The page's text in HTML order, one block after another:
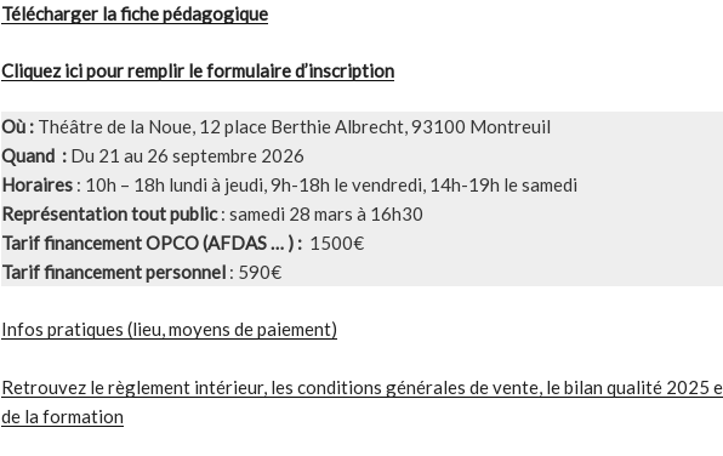
Télécharger la fiche pédagogique
Cliquez ici pour remplir le formulaire d’inscription
Où : Théâtre de la Noue, 12 place Berthie Albrecht, 93100 Montreuil
Quand : Du 21 au 26 septembre 2026
Horaires : 10h – 18h lundi à jeudi, 9h-18h le vendredi, 14h-19h le samedi
Représentationtout public: samedi 28 mars à 16h30
Tarif financement OPCO (AFDAS … ) : 1500€
Tarif financement personnel : 590€
Infos pratiques (lieu, moyens de paiement)
Retrouvez le règlement intérieur, les conditions générales de vente, le bilan qualité 2025
de la formation